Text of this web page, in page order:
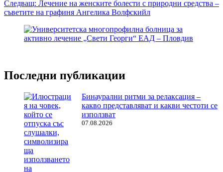
Следващ: Лечение на женските болести с природни средства –
съветите на графиня Ангелика Волфскийл
Последни публикации
Бинаурални ритми за релаксация –
какво представляват и какви честоти се
използват
07.08.2026